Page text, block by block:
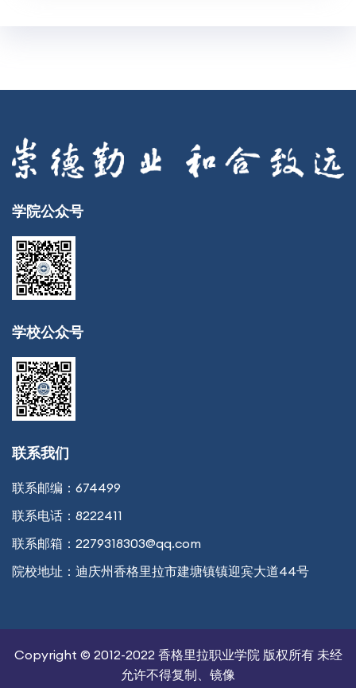
学院公众号
学校公众号
联系我们
联系邮编： 674499
联系电话： 8222411
联系邮箱： 2279318303@qq.com
院校地址： 迪庆州香格里拉市建塘镇镇迎宾大道44号
Copyright © 2012-2022 香格里拉职业学院 版权所有 未经
允许不得复制、镜像